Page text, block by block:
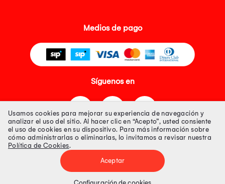
Medios de pago
Síguenos en
Tienda 100% Segura
Tiendas Peruanas S.A. R.U.C. Nº 20493020618. Todos los derechos
Usamos cookies para mejorar su experiencia de navegación y
analizar el uso del sitio. Al hacer clic en “Acepto”, usted consiente
el uso de cookies en su dispositivo. Para más información sobre
cómo administrarlas o eliminarlas, lo invitamos a revisar nuestra
Política de Cookies.
Aceptar